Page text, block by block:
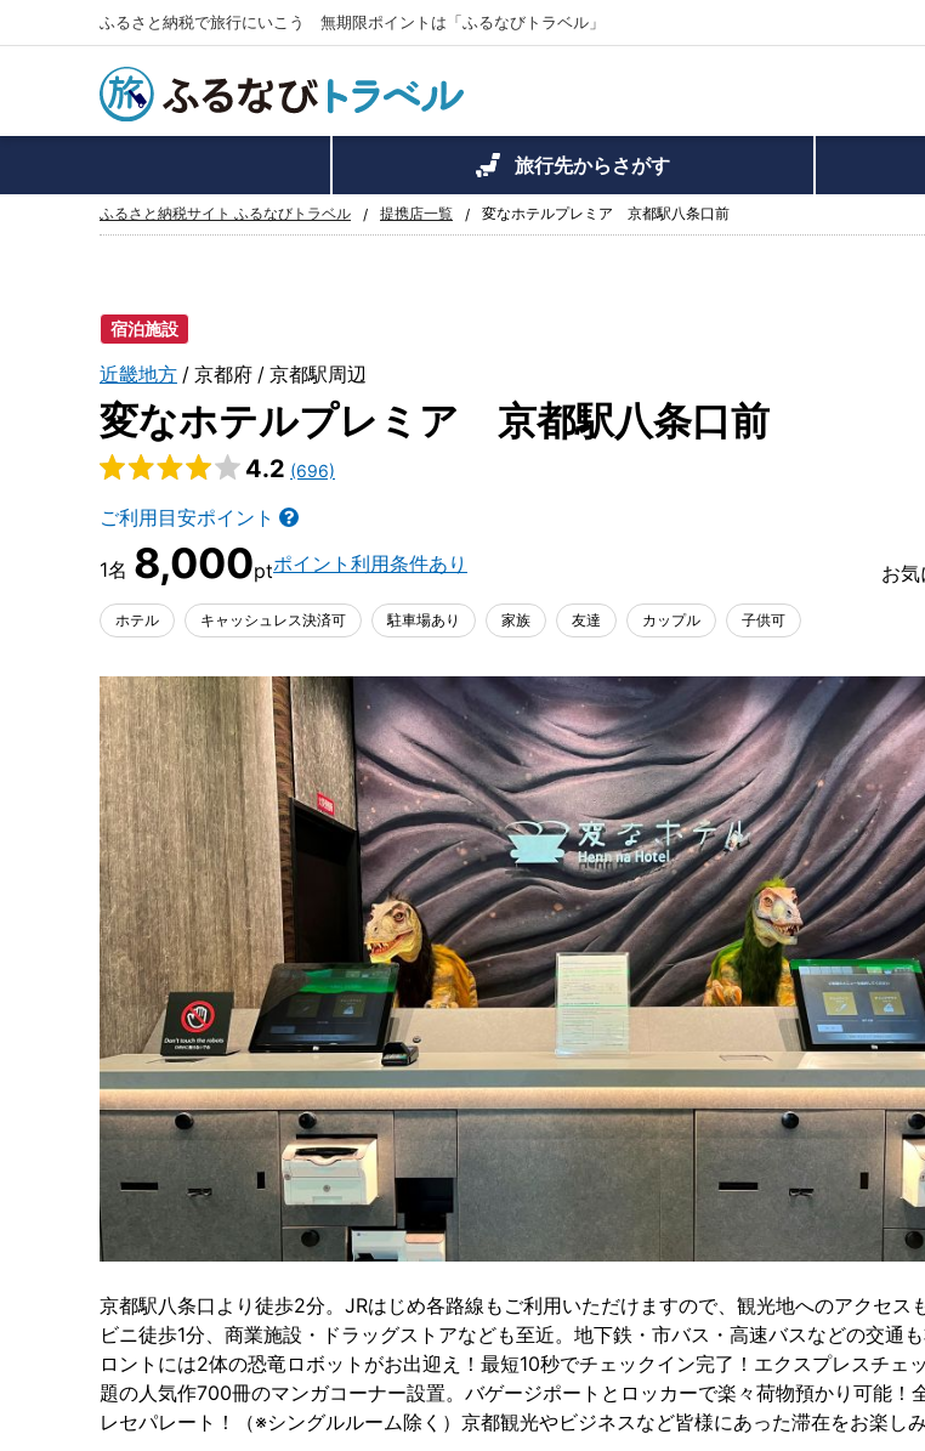
ふるさと納税で旅行にいこう 無期限ポイントは「ふるなびトラベル」
旅行先からさがす
ふるさと納税サイト ふるなびトラベル 提携店一覧 変なホテルプレミア 京都駅八条口前
宿泊施設
近畿地方 京都府 京都駅周辺
変なホテルプレミア 京都駅八条口前
4.2 (696)
ご利用目安ポイント
8,000 ポイント利用条件あり お気
ホテル キャッシュレス決済可 駐車場あり 家族 友達 カップル 子供可
京都駅八条口より徒歩2分。JRはじめ各路線もご利用いただけますので、観光地へのアクセス
ビニ徒歩1分、商業施設・ドラッグストアなども至近。地下鉄・市バス・高速バスなどの交通
ロントには2体の恐竜ロボットがお出迎え！最短10秒でチェックイン完了！エクスプレスチェ
題の人気作700冊のマンガコーナー設置。バゲージポートとロッカーで楽々荷物預かり可能！
レセパレート！（※シングルルーム除く）京都観光やビジネスなど皆様にあった滞在をお楽しみ